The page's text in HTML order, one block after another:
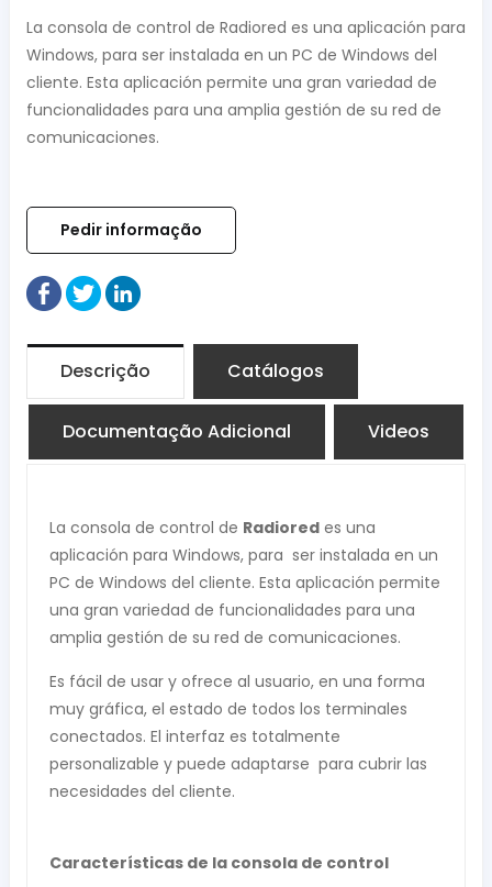
La consola de control de Radiored es una aplicación para
Windows, para ser instalada en un PC de Windows del
cliente. Esta aplicación permite una gran variedad de
funcionalidades para una amplia gestión de su red de
comunicaciones.
Pedir informação
Descrição Catálogos
Documentação Adicional Videos
La consola de control de Radiored es una
aplicación para Windows, para ser instalada en un
PC de Windows del cliente. Esta aplicación permite
una gran variedad de funcionalidades para una
amplia gestión de su red de comunicaciones.
Es fácil de usar y ofrece al usuario, en una forma
muy gráfica, el estado de todos los terminales
conectados. El interfaz es totalmente
personalizable y puede adaptarse para cubrir las
necesidades del cliente.
Características de la consola de control